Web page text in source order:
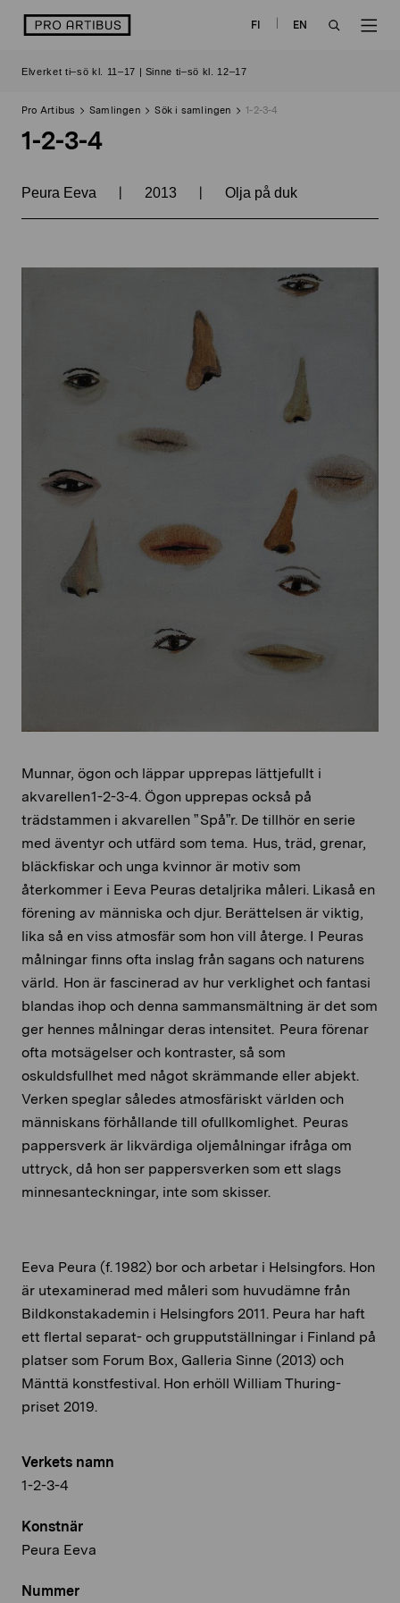
logo FI
EN
Elverket ti–sö kl. 11–17 | Sinne ti–sö kl. 12–17
Pro Artibus Samlingen Sök i samlingen 1-2-3-4
1-2-3-4
Peura Eeva | 2013 | Olja på duk
Verkets namn
1-2-3-4
Konstnär
Peura Eeva
Nummer
Munnar, ögon och läppar upprepas lättjefullt i
akvarellen 1-2-3-4. Ögon upprepas också på
trädstammen i akvarellen ” Spå”r. De tillhör en serie
med äventyr och utfärd som tema. Hus, träd, grenar,
bläckfiskar och unga kvinnor är motiv som
återkommer i Eeva Peuras detaljrika måleri. Likaså en
förening av människa och djur. Berättelsen är viktig,
lika så en viss atmosfär som hon vill återge. I Peuras
målningar finns ofta inslag från sagans och naturens
värld. Hon är fascinerad av hur verklighet och fantasi
blandas ihop och denna sammansmältning är det som
ger hennes målningar deras intensitet. Peura förenar
ofta motsägelser och kontraster, så som
oskuldsfullhet med något skrämmande eller abjekt.
Verken speglar således atmosfäriskt världen och
människans förhållande till ofullkomlighet. Peuras
pappersverk är likvärdiga oljemålningar ifråga om
uttryck, då hon ser pappersverken som ett slags
minnesanteckningar, inte som skisser.
Eeva Peura (f. 1982) bor och arbetar i Helsingfors. Hon
är utexaminerad med måleri som huvudämne från
Bildkonstakademin i Helsingfors 2011. Peura har haft
ett flertal separat- och grupputställningar i Finland på
platser som Forum Box, Galleria Sinne (2013) och
Mänttä konstfestival. Hon erhöll William Thuring-
priset 2019.